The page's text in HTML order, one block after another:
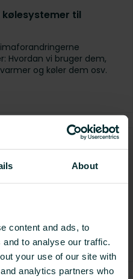
About
content and ads, to
to analyse our traffic.
your use of our site with
analytics partners who
til
Hvordan vi bruger dem,
og køler dem osv.
Faktisk er radiatorer så
at male dem, udskifte
af vores indretning.